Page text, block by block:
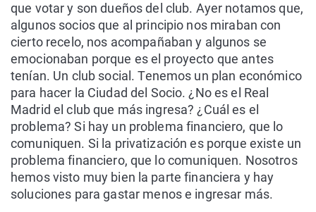
que votar y son dueños del club. Ayer notamos que,
algunos socios que al principio nos miraban con
cierto recelo, nos acompañaban y algunos se
emocionaban porque es el proyecto que antes
tenían. Un club social. Tenemos un plan económico
para hacer la Ciudad del Socio. ¿No es el Real
Madrid el club que más ingresa? ¿Cuál es el
problema? Si hay un problema financiero, que lo
comuniquen. Si la privatización es porque existe un
problema financiero, que lo comuniquen. Nosotros
hemos visto muy bien la parte financiera y hay
soluciones para gastar menos e ingresar más.